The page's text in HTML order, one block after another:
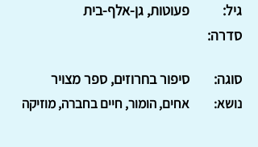
פעוטות, גן-אלף-בית
גיל:
סדרה:
סיפור בחרוזים, ספר מצויר סוגה:
אחים, הומור, חיים בחברה, מוזיקה נושא: